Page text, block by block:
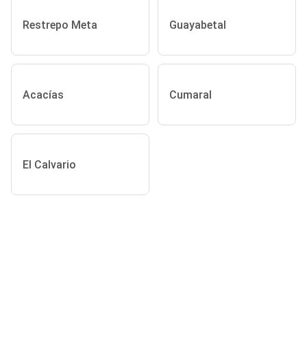
Restrepo Meta Guayabetal
Acacías Cumaral
El Calvario